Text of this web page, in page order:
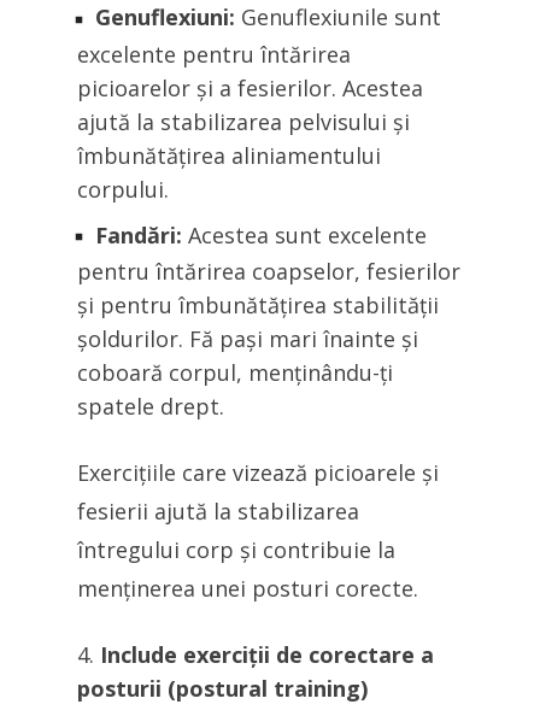
Genuflexiuni: Genuflexiunile sunt
excelente pentru întărirea
picioarelor și a fesierilor. Acestea
ajută la stabilizarea pelvisului și
îmbunătățirea aliniamentului
corpului.
Fandări: Acestea sunt excelente
pentru întărirea coapselor, fesierilor
și pentru îmbunătățirea stabilității
șoldurilor. Fă pași mari înainte și
coboară corpul, menținându-ți
spatele drept.
Exercițiile care vizează picioarele și
fesierii ajută la stabilizarea
întregului corp și contribuie la
menținerea unei posturi corecte.
Include exerciții de corectare a
posturii (postural training)